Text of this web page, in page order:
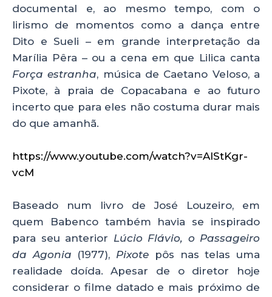
documental e, ao mesmo tempo, com o
lirismo de momentos como a dança entre
Dito e Sueli – em grande interpretação da
Marília Pêra – ou a cena em que Lilica canta
Força estranha, música de Caetano Veloso, a
Pixote, à praia de Copacabana e ao futuro
incerto que para eles não costuma durar mais
do que amanhã.
https://www.youtube.com/watch?v=AlStKgr-
vcM
Baseado num livro de José Louzeiro, em
quem Babenco também havia se inspirado
para seu anterior Lúcio Flávio, o Passageiro
da Agonia (1977), Pixote pôs nas telas uma
realidade doída. Apesar de o diretor hoje
considerar o filme datado e mais próximo de